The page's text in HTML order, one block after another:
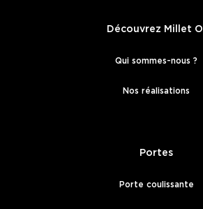
Découvrez Millet OI
Qui sommes-nous ?
Nos réalisations
Portes
Porte coulissante